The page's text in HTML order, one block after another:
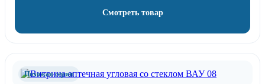
Смотреть товар
Похожая серия